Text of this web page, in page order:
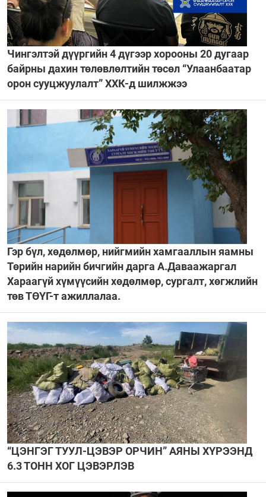
Чингэлтэй дүүргийн 4 дүгээр хорооны 20 дугаар
байрны дахин төлөвлөлтийн төсөл “Улаанбаатар
орон сууцжуулалт” ХХК-д шилжжээ
Гэр бүл, хөдөлмөр, нийгмийн хамгааллын яамны
Төрийн нарийн бичгийн дарга А.Даваажаргал
Хараагүй хүмүүсийн хөдөлмөр, сургалт, хөгжлийн
төв ТӨҮГ-т ажиллалаа.
“ЦЭНГЭГ ТУУЛ-ЦЭВЭР ОРЧИН” АЯНЫ ХҮРЭЭНД
6.3 ТОНН ХОГ ЦЭВЭРЛЭВ